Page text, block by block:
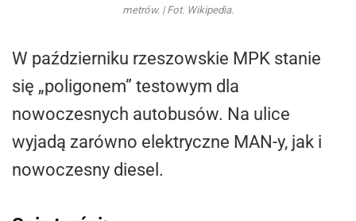
metrów. | Fot. Wikipedia.
W październiku rzeszowskie MPK stanie
się „poligonem” testowym dla
nowoczesnych autobusów. Na ulice
wyjadą zarówno elektryczne MAN-y, jak i
nowoczesny diesel.